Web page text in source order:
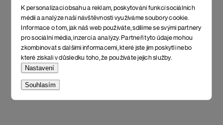
K personalizaci obsahu a reklam, poskytování funkcí sociálních
médií a analýze naší návštěvnosti využíváme soubory cookie.
Informace o tom, jak náš web používáte, sdílíme se svými partnery
pro sociální média, inzerci a analýzy. Partneři tyto údaje mohou
zkombinovat s dalšími informacemi, které jste jim poskytli nebo
které získali v důsledku toho, že používáte jejich služby.
Nastavení
Souhlasím